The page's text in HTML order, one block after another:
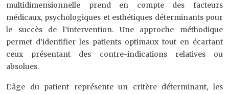
multidimensionnelle prend en compte des facteurs
médicaux, psychologiques et esthétiques déterminants pour
le succès de l’intervention. Une approche méthodique
permet d’identifier les patients optimaux tout en écartant
ceux présentant des contre-indications relatives ou
absolues.
L’âge du patient représente un critère déterminant, les